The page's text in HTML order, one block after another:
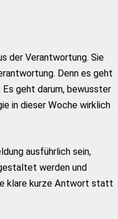
der Verantwortung. Sie
Denn es geht
geht darum, bewusster
in dieser Woche wirklich
ausführlich sein,
werden und
klare kurze Antwort statt